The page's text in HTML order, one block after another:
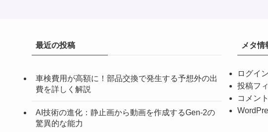
最近の投稿
車検費用が高額に！部品交換で発生する予想外の出
費を詳しく解説
AI技術の進化：静止画から動画を作成するGen-2の
驚異的な能力
メタ情
ログイン
投稿フ
コメン